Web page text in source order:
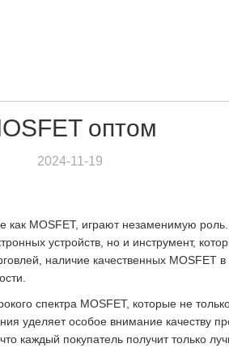
оптом
2024-11-19
MOSFET, играют незаменимую
устройств, но и инструмент,
наличие качественных MOSFET
спектра MOSFET, которые не
уделяет особое внимание качеству
каждый покупатель получит только